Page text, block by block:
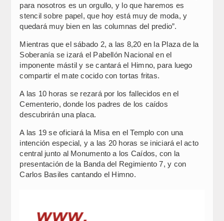
para nosotros es un orgullo, y lo que haremos es
stencil sobre papel, que hoy está muy de moda, y
quedará muy bien en las columnas del predio”.
Mientras que el sábado 2, a las 8,20 en la Plaza de la
Soberanía se izará el Pabellón Nacional en el
imponente mástil y se cantará el Himno, para luego
compartir el mate cocido con tortas fritas.
A las 10 horas se rezará por los fallecidos en el
Cementerio, donde los padres de los caídos
descubrirán una placa.
A las 19 se oficiará la Misa en el Templo con una
intención especial, y a las 20 horas se iniciará el acto
central junto al Monumento a los Caídos, con la
presentación de la Banda del Regimiento 7, y con
Carlos Basiles cantando el Himno.